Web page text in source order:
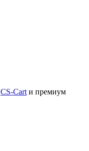
CS-Cart и премиум